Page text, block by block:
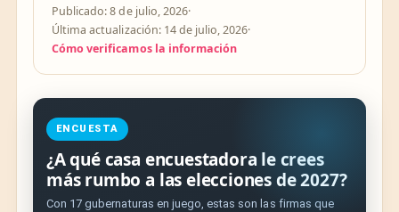
Publicado: 8 de julio, 2026·
Última actualización: 14 de julio, 2026·
Cómo verificamos la información
ENCUESTA
¿A qué casa encuestadora le crees
más rumbo a las elecciones de 2027?
Con 17 gubernaturas en juego, estas son las firmas que